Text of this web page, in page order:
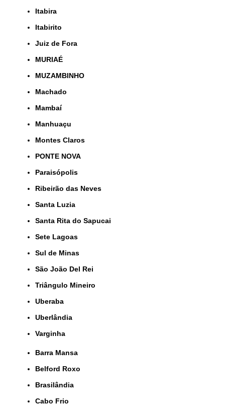
Itabira
Itabirito
Juiz de Fora
MURIAÉ
MUZAMBINHO
Machado
Mambaí
Manhuaçu
Montes Claros
PONTE NOVA
Paraisópolis
Ribeirão das Neves
Santa Luzia
Santa Rita do Sapucai
Sete Lagoas
Sul de Minas
São João Del Rei
Triângulo Mineiro
Uberaba
Uberlândia
Varginha
Barra Mansa
Belford Roxo
Brasilândia
Cabo Frio